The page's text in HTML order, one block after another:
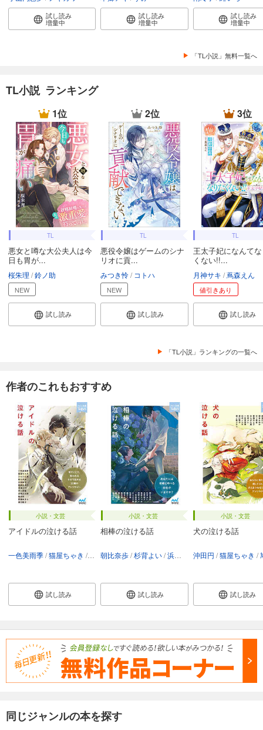
試し読み
増量中
試し読み
増量中
試し読み
増量中
「TL小説」無料一覧へ
TL小説 ランキング
1位
TL
悪女と噂な大公夫人は今
日も胃が...
桜朱理 鈴ノ助
NEW
試し読み
2位
TL
悪役令嬢はゲームのシナ
リオに貢...
みつき怜 コトハ
NEW
試し読み
3位
TL
王太子妃になんて
くない!!...
月神サキ 蔦森えん
値引きあり
試し読み
「TL小説」ランキングの一覧へ
作者のこれもおすすめ
小説・文芸
アイドルの泣ける話
一色美雨季 猫屋ちゃき ひらび久美 朝比奈歩 浜野稚子 朝来みゆか 浅海ユ
試し読み
小説・文芸
相棒の泣ける話
朝比奈歩 杉背よい 浜野稚子 猫屋ちゃき 神野
試し読み
小説・文芸
犬の泣ける話
沖田円 猫屋ちゃき 鳩
試し読み
同じジャンルの本を探す